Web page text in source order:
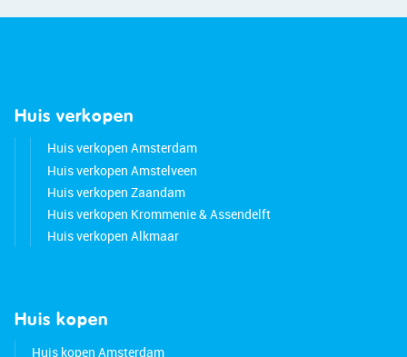
Huis verkopen
Huis verkopen Amsterdam
Huis verkopen Amstelveen
Huis verkopen Zaandam
Huis verkopen Krommenie & Assendelft
Huis verkopen Alkmaar
Huis kopen
Huis kopen Amsterdam